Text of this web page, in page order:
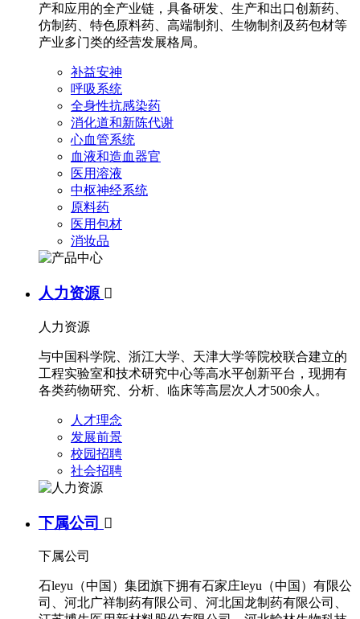
产和应用的全产业链，具备研发、生产和出口创新药、
仿制药、特色原料药、高端制剂、生物制剂及药包材等
产业多门类的经营发展格局。
补益安神
呼吸系统
全身性抗感染药
消化道和新陈代谢
心血管系统
血液和造血器官
医用溶液
中枢神经系统
原料药
医用包材
消妆品
人力资源 
人力资源
与中国科学院、浙江大学、天津大学等院校联合建立的
工程实验室和技术研究中心等高水平创新平台，现拥有
各类药物研究、分析、临床等高层次人才500余人。
人才理念
发展前景
校园招聘
社会招聘
下属公司 
下属公司
石leyu（中国）集团旗下拥有石家庄leyu（中国）有限公
司、河北广祥制药有限公司、河北国龙制药有限公司、